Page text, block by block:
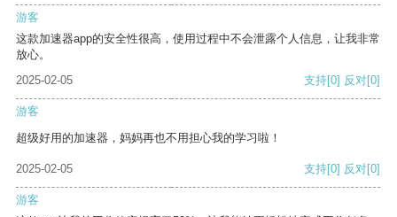
游客
这款加速器app的安全性很高，使用过程中不会泄露个人信息，让我非常
放心。
2025-02-05
支持[0] 反对[0]
游客
超级好用的加速器，妈妈再也不用担心我的学习啦！
2025-02-05 支持[0] 反对[0]
游客